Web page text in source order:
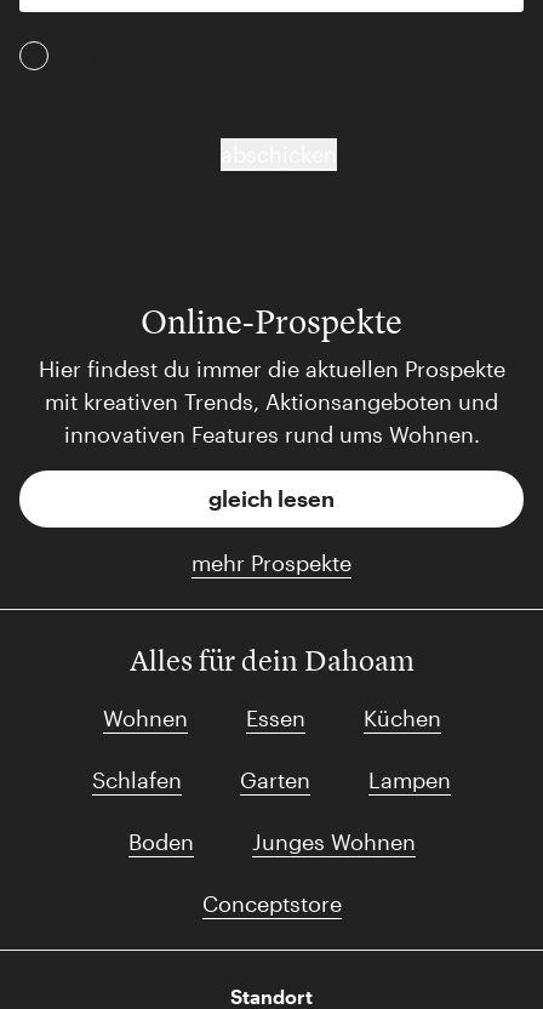
Online-Prospekte
Hier findest du immer die aktuellen Prospekte
mit kreativen Trends, Aktionsangeboten und
innovativen Features rund ums Wohnen.
gleich lesen
mehr Prospekte
Alles für dein Dahoam
Wohnen Essen Küchen
Schlafen Garten Lampen
Boden Junges Wohnen
Conceptstore
Standort